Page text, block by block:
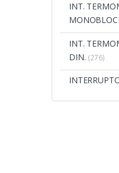
INT.
INT.
DIN. (276)